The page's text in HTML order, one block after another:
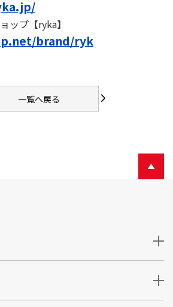
ップ【ryka】
brand/ryk
一覧へ戻る arrow_forward_ios